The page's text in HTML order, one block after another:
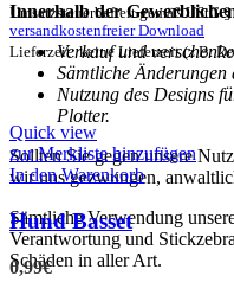
Innerhalb der
Verkauf und
Sämtliche Änderungen
Nutzung des Designs
Plotter.
Sollten Sie gegen unsere
wir uns gezwungen,
Sämtliche Verwendung
Verantwortung und
Schäden in aller Art.
Umsatzsteuerbefreit gemäß UStG
versandkostenfreier Download
Lieferzeit: keine Lieferzeit (z.B.
Quick view
zur Merkliste hinzufügen
In den Warenkorb
Hund Basset
0,99€